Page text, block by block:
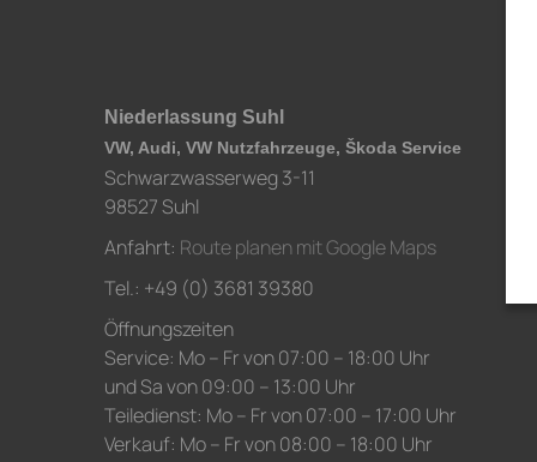
Niederlassung Suhl
VW, Audi, VW Nutzfahrzeuge, Škoda Service
Schwarzwasserweg 3-11
98527 Suhl
Anfahrt: Route planen mit Google Maps
Tel.: +49 (0) 3681 39380
Öffnungszeiten
Service: Mo – Fr von 07:00 – 18:00 Uhr
und Sa von 09:00 – 13:00 Uhr
Teiledienst: Mo – Fr von 07:00 – 17:00 Uhr
Verkauf: Mo – Fr von 08:00 – 18:00 Uhr